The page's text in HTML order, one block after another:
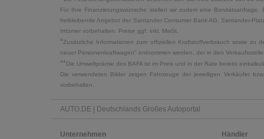
Für Ihre Finanzierungswünsche stellen wir zudem eine
freibleibende Angebot der Santander Consumer Bank AG, Santander-
Irrtümer vorbehalten. Preise ggf. inkl. MwSt.
*Zusätzliche Informationen zum offiziellen Kraftstoffverbrauch sowie zu
neuer Personenkraftwagen" entnommen werden, der in den
**Die Umweltprämie des BAFA ist im Preis und in der Rate bereits
Die verwendeten Bilder zeigen Fahrzeuge der jeweiligen Verkäufer
vorbehalten.
AUTO.DE | Deutschlands Großes Autoportal
Unternehmen Händler